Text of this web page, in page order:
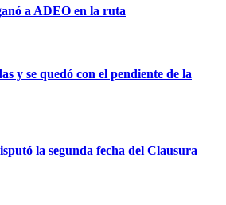
a ADEO en la ruta
y se quedó con el pendiente de la
la segunda fecha del Clausura